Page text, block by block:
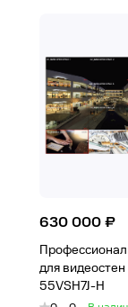
630 000 ₽
для видеостен
55VSH7J-H